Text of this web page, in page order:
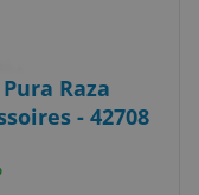
Raza
- 42708